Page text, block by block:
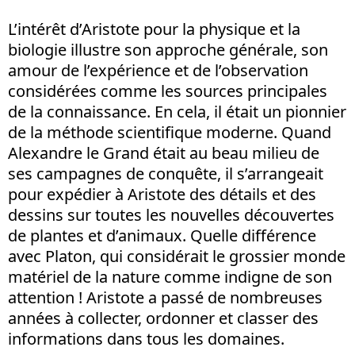
L’intérêt d’Aristote pour la physique et la
biologie illustre son approche générale, son
amour de l’expérience et de l’observation
considérées comme les sources principales
de la connaissance. En cela, il était un pionnier
de la méthode scientifique moderne. Quand
Alexandre le Grand était au beau milieu de
ses campagnes de conquête, il s’arrangeait
pour expédier à Aristote des détails et des
dessins sur toutes les nouvelles découvertes
de plantes et d’animaux. Quelle différence
avec Platon, qui considérait le grossier monde
matériel de la nature comme indigne de son
attention ! Aristote a passé de nombreuses
années à collecter, ordonner et classer des
informations dans tous les domaines.